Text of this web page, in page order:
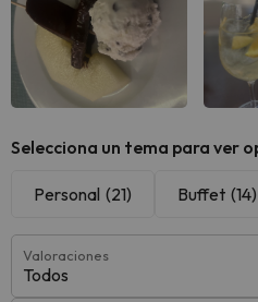
Selecciona un tema para ver
Personal (21) Buffet (14)
Valoraciones
Todos